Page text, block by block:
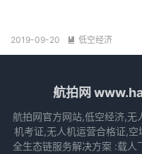
2019-09-20  低空经济
航拍网
航拍网官方网站,低空经济,无
机考证,无人机运营合格证,
全生态链服务解决方案 :载人